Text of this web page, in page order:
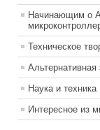
Начинающим о
Техническое
Альтернативная
Наука и техника
Интересное из